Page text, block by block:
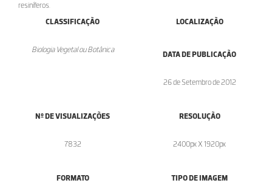
resiníferos.
CLASSIFICAÇÃO
Biologia Vegetal ou Botânica
LOCALIZAÇÃO
DATA DE PUBLICAÇÃO
26 de Setembro de 2012
Nº DE VISUALIZAÇÕES
7832
RESOLUÇÃO
2400px X 1920px
FORMATO TIPO DE IMAGEM